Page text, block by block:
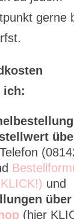
gerne
ich:
und
über
(hier